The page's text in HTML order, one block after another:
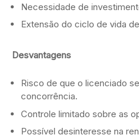
Necessidade de
Extensão do ciclo de vida
Desvantagens
Risco de que o licenciado
concorrência.
Controle limitado sobre as
Possível desinteresse na